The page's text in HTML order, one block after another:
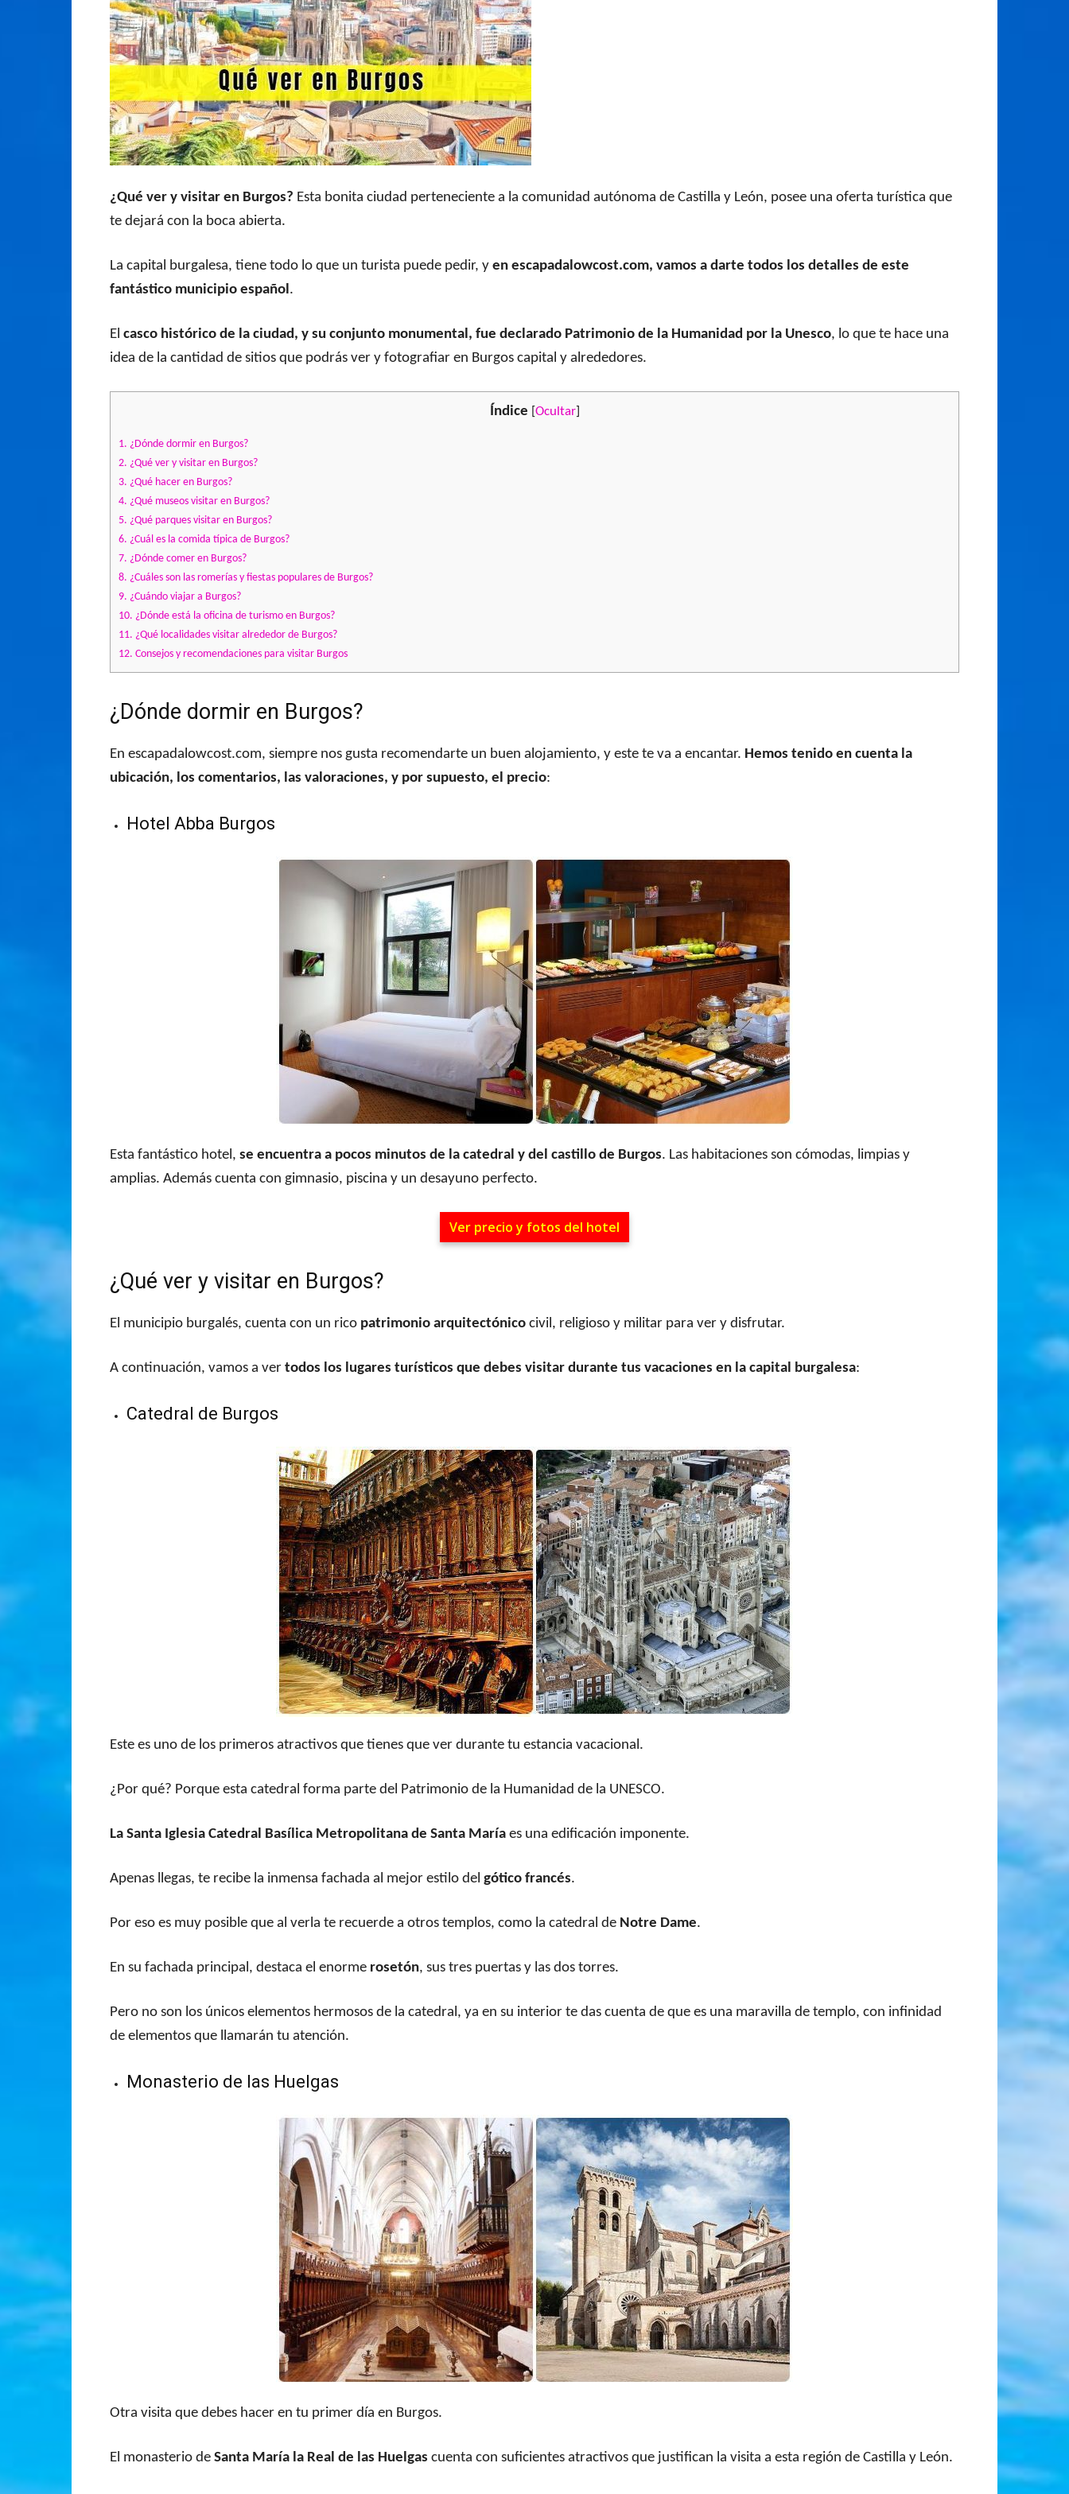
¿Qué ver y visitar en Burgos? Esta bonita ciudad perteneciente a la comunidad autónoma de Castilla y León, posee una oferta turística que
te dejará con la boca abierta.
La capital burgalesa, tiene todo lo que un turista puede pedir, y en escapadalowcost.com, vamos a darte todos los detalles de este
fantástico municipio español.
El casco histórico de la ciudad, y su conjunto monumental, fue declarado Patrimonio de la Humanidad por la Unesco, lo que te hace una
idea de la cantidad de sitios que podrás ver y fotografiar en Burgos capital y alrededores.
Índice [Ocultar]
1. ¿Dónde dormir en Burgos?
2. ¿Qué ver y visitar en Burgos?
3. ¿Qué hacer en Burgos?
4. ¿Qué museos visitar en Burgos?
5. ¿Qué parques visitar en Burgos?
6. ¿Cuál es la comida típica de Burgos?
7. ¿Dónde comer en Burgos?
8. ¿Cuáles son las romerías y fiestas populares de Burgos?
9. ¿Cuándo viajar a Burgos?
10. ¿Dónde está la oficina de turismo en Burgos?
11. ¿Qué localidades visitar alrededor de Burgos?
12. Consejos y recomendaciones para visitar Burgos
¿Dónde dormir en Burgos?
En escapadalowcost.com, siempre nos gusta recomendarte un buen alojamiento, y este te va a encantar. Hemos tenido en cuenta la
ubicación, los comentarios, las valoraciones, y por supuesto, el precio:
Hotel Abba Burgos
Esta fantástico hotel, se encuentra a pocos minutos de la catedral y del castillo de Burgos. Las habitaciones son cómodas, limpias y
amplias. Además cuenta con gimnasio, piscina y un desayuno perfecto.
Ver precio y fotos del hotel
¿Qué ver y visitar en Burgos?
El municipio burgalés, cuenta con un rico patrimonio arquitectónico civil, religioso y militar para ver y disfrutar.
A continuación, vamos a ver todos los lugares turísticos que debes visitar durante tus vacaciones en la capital burgalesa:
Catedral de Burgos
Este es uno de los primeros atractivos que tienes que ver durante tu estancia vacacional.
¿Por qué? Porque esta catedral forma parte del Patrimonio de la Humanidad de la UNESCO.
La Santa Iglesia Catedral Basílica Metropolitana de Santa María es una edificación imponente.
Apenas llegas, te recibe la inmensa fachada al mejor estilo del gótico francés.
Por eso es muy posible que al verla te recuerde a otros templos, como la catedral de Notre Dame.
En su fachada principal, destaca el enorme rosetón, sus tres puertas y las dos torres.
Pero no son los únicos elementos hermosos de la catedral, ya en su interior te das cuenta de que es una maravilla de templo, con infinidad
de elementos que llamarán tu atención.
Monasterio de las Huelgas
Otra visita que debes hacer en tu primer día en Burgos.
El monasterio de Santa María la Real de las Huelgas cuenta con suficientes atractivos que justifican la visita a esta región de Castilla y León.